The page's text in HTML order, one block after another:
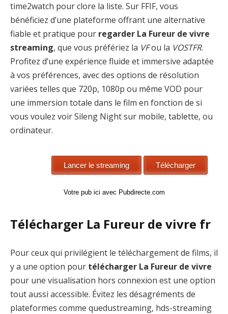
time2watch pour clore la liste. Sur FFIF, vous
bénéficiez d’une plateforme offrant une alternative
fiable et pratique pour regarder La Fureur de vivre
streaming, que vous préfériez la VFou la VOSTFR.
Profitez d’une expérience fluide et immersive adaptée
à vos préférences, avec des options de résolution
variées telles que 720p, 1080p ou même VOD pour
une immersion totale dans le film en fonction de si
vous voulez voir Sileng Night sur mobile, tablette, ou
ordinateur.
Votre pub ici avec Pubdirecte.com
Télécharger La Fureur de vivre fr
Pour ceux qui privilégient le téléchargement de films, il
y a une option pour télécharger La Fureur de vivre
pour une visualisation hors connexion est une option
tout aussi accessible. Évitez les désagréments de
plateformes comme quedustreaming, hds-streaming